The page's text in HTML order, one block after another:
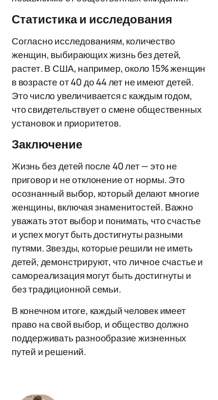
Статистика и исследования
Согласно исследованиям, количество
женщин, выбирающих жизнь без детей,
растет. В США, например, около 15% женщин
в возрасте от 40 до 44 лет не имеют детей.
Это число увеличивается с каждым годом,
что свидетельствует о смене общественных
установок и приоритетов.
Заключение
Жизнь без детей после 40 лет — это не
приговор и не отклонение от нормы. Это
осознанный выбор, который делают многие
женщины, включая знаменитостей. Важно
уважать этот выбор и понимать, что счастье
и успех могут быть достигнуты разными
путями. Звезды, которые решили не иметь
детей, демонстрируют, что личное счастье и
самореализация могут быть достигнуты и
без традиционной семьи.
В конечном итоге, каждый человек имеет
право на свой выбор, и общество должно
поддерживать разнообразие жизненных
путей и решений.